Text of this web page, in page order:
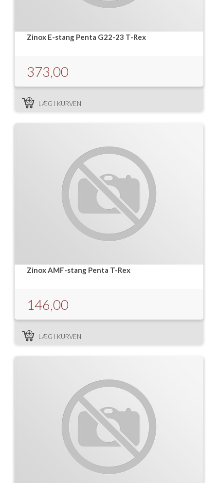
Zinox E-stang Penta G22-23 T-Rex
373,00
LÆG I KURVEN
Zinox AMF-stang Penta T-Rex
146,00
LÆG I KURVEN